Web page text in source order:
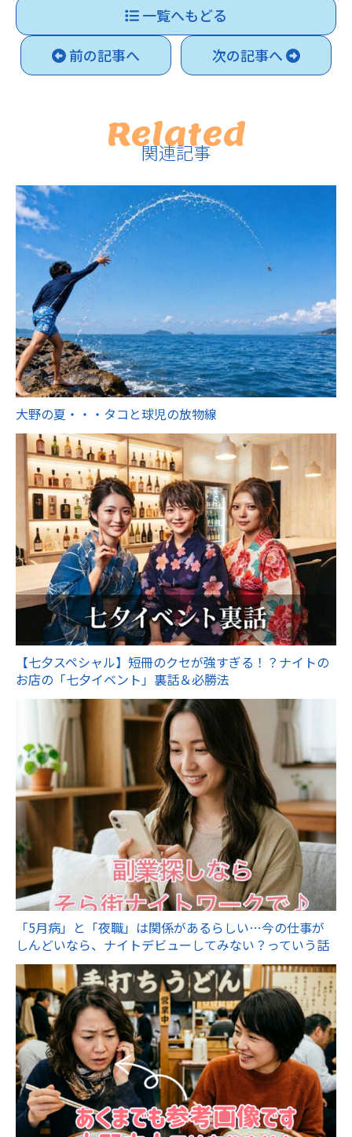
一覧へもどる
前の記事へ
次の記事へ
Related
関連記事
大野の夏・・・タコと球児の放物線
【七夕スペシャル】短冊のクセが強すぎる！？ナイトの
お店の「七夕イベント」裏話＆必勝法
「5月病」と「夜職」は関係があるらしい…今の仕事が
しんどいなら、ナイトデビューしてみない？っていう話